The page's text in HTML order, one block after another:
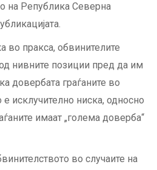
на Република Северна
во пракса, обвинителите
од нивните позиции пред да им
довербата граѓаните во
е исклучително ниска, односно
имаат „голема доверба“
во случаите на